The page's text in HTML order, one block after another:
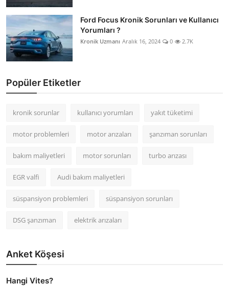
Ford Focus Kronik Sorunları ve Kullanıcı
Yorumları ?
Kronik Uzmanı Aralık 16, 2024 0 2.7K
Popüler Etiketler
kronik sorunlar kullanıcı yorumları yakıt tüketimi
motor problemleri motor arızaları şanzıman sorunları
bakım maliyetleri motor sorunları turbo arızası
EGR valfi Audi bakım maliyetleri
süspansiyon problemleri süspansiyon sorunları
DSG şanzıman elektrik arızaları
Anket Köşesi
Hangi Vites?